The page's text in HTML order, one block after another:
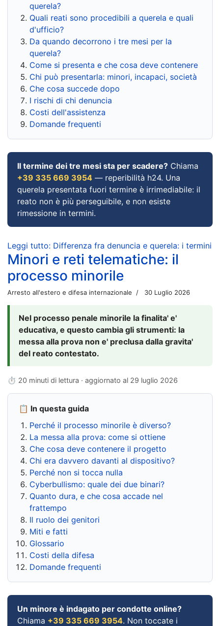
querela?
Quali reati sono procedibili a querela e quali
d'ufficio?
Da quando decorrono i tre mesi per la
querela?
Come si presenta e che cosa deve contenere
Chi può presentarla: minori, incapaci, società
Che cosa succede dopo
I rischi di chi denuncia
Costi dell'assistenza
Domande frequenti
Il termine dei tre mesi sta per scadere? Chiama
+39 335 669 3954 — reperibilità h24. Una
querela presentata fuori termine è irrimediabile: il
reato non è più perseguibile, e non esiste
rimessione in termini.
Leggi tutto: Differenza fra denuncia e querela: i termini
Minori e reti telematiche: il
processo minorile
Arresto all'estero e difesa internazionale 30 Luglio 2026
Nel processo penale minorile la finalita' e'
educativa, e questo cambia gli strumenti: la
messa alla prova non e' preclusa dalla gravita'
del reato contestato.
⏱ 20 minuti di lettura · aggiornato al 29 luglio 2026
📋 In questa guida
Perché il processo minorile è diverso?
La messa alla prova: come si ottiene
Che cosa deve contenere il progetto
Chi era davvero davanti al dispositivo?
Perché non si tocca nulla
Cyberbullismo: quale dei due binari?
Quanto dura, e che cosa accade nel
frattempo
Il ruolo dei genitori
Miti e fatti
Glossario
Costi della difesa
Domande frequenti
Un minore è indagato per condotte online?
Chiama +39 335 669 3954. Non toccate i